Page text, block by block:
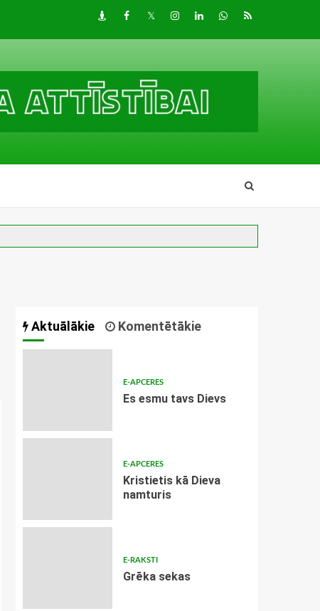
DraugiemFacebook
TwitterInstagram
LinkedInwhatsapp
RSS
Aktuālākie Komentētākie
E-APCERES
Es esmu tavs Dievs
E-APCERES
Kristietis kā Dieva
namturis
E-RAKSTI
Grēka sekas